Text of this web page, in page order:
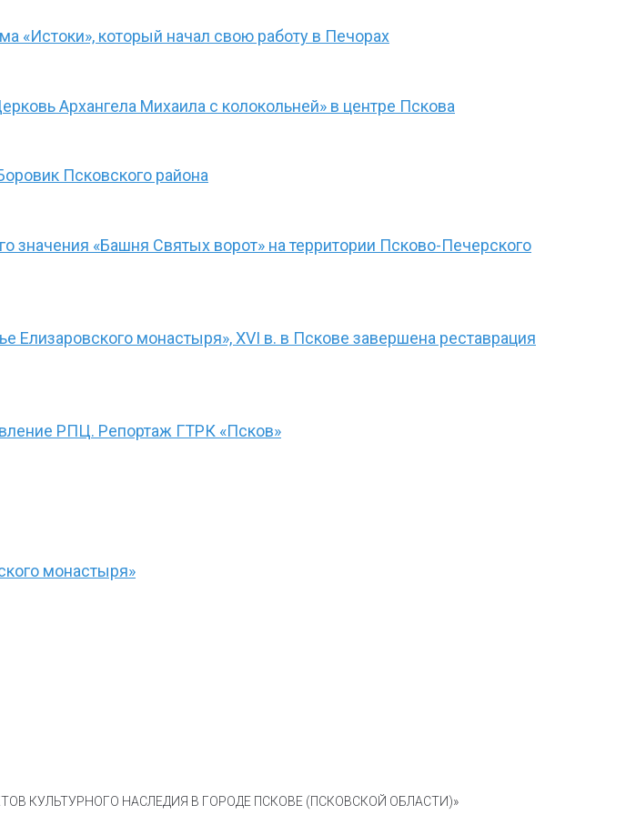
«Истоки», который начал свою работу в Печорах
Архангела Михаила с колокольней» в центре Пскова
Псковского района
значения «Башня Святых ворот» на территории Псково-Печерского
Елизаровского монастыря», XVI в. в Пскове завершена реставрация
РПЦ. Репортаж ГТРК «Псков»
монастыря»
КУЛЬТУРНОГО НАСЛЕДИЯ В ГОРОДЕ ПСКОВЕ (ПСКОВСКОЙ ОБЛАСТИ)»